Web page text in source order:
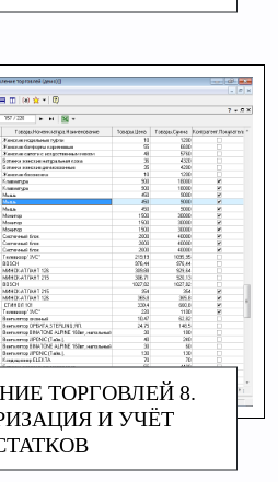
ТОРГОВЛЕЙ 8.
И УЧЁТ
МАКАРОВА